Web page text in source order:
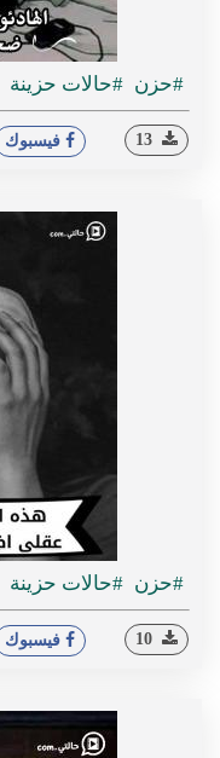
#حزن #حالات حزينة
فيسبوك
#حزن #حالات حزينة
فيسبوك